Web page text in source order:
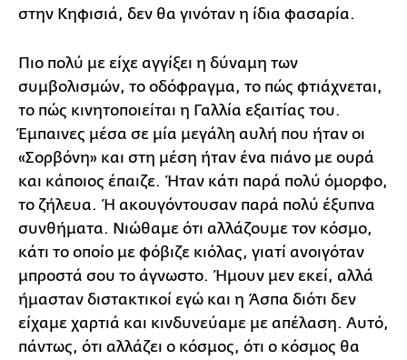
στην Κηφισιά, δεν θα γινόταν η ίδια φασαρία.
Πιο πολύ με είχε αγγίξει η δύναμη των
συμβολισμών, το οδόφραγμα, το πώς φτιάχνεται,
το πώς κινητοποιείται η Γαλλία εξαιτίας του.
Έμπαινες μέσα σε μία μεγάλη αυλή που ήταν οι
«Σορβόνη» και στη μέση ήταν ένα πιάνο με ουρά
και κάποιος έπαιζε. Ήταν κάτι παρά πολύ όμορφο,
το ζήλευα. Ή ακουγόντουσαν παρά πολύ έξυπνα
συνθήματα. Νιώθαμε ότι αλλάζουμε τον κόσμο,
κάτι το οποίο με φόβιζε κιόλας, γιατί ανοιγόταν
μπροστά σου το άγνωστο. Ήμουν μεν εκεί, αλλά
ήμασταν διστακτικοί εγώ και η Άσπα διότι δεν
είχαμε χαρτιά και κινδυνεύαμε με απέλαση. Αυτό,
πάντως, ότι αλλάζει ο κόσμος, ότι ο κόσμος θα